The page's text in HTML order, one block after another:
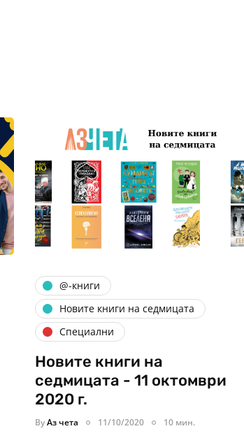
@-книги
Новите книги на седмицата
Специални
Новите книги на
седмицата - 11 октомври
2020 г.
ByАз чета 11/10/2020 10 мин.